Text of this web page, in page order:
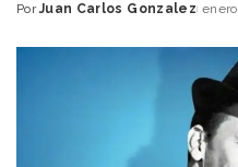
Posted
Por Juan Carlos Gonzalez